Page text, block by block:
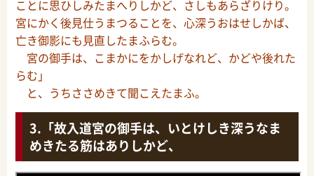
ことに思ひしみたまへりしかど、さしもあらざりけり。
宮にかく後見仕うまつることを、心深うおはせしかば、
亡き御影にも見直したまふらむ。
宮の御手は、こまかにをかしげなれど、かどや後れた
らむ」
と、うちささめきて聞こえたまふ。
「故入道宮の御手は、いとけしき深うなま
めきたる筋はありしかど、